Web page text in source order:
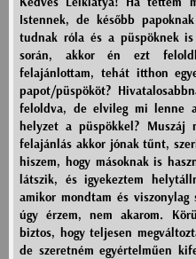
Istennek, de később
tudnak róla és a püspöknek
során, akkor én ezt
felajánlottam, tehát itthon
papot/püspököt?
feloldva, de elvileg mi lenne
helyzet a püspökkel?
felajánlás akkor jónak tűnt,
hiszem, hogy másoknak is
látszik, és igyekeztem
amikor mondtam és
úgy érzem, nem akarom.
biztos, hogy teljesen
de szeretném egyértelműen